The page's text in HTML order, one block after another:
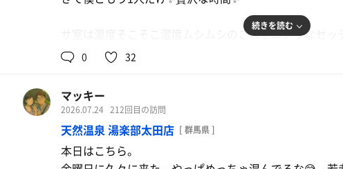
焼きトリプル1 ➕水餃子シンプル1→焼
絶品‼️✨✨✨✨
ロウリュウは終わったけどこのままもう少しサ室で蒸さ
それほど広くないが程よいスペース、明るすぎず暗すぎ
と思ったけどほのかに香るくらいでこれまた程よいアク
けど、東京じゃこういう造りになるのも仕方ないですね。
なんと給水コーナーには水のほかに生姜水❣️これうまか
んの出汁汁』『生姜の味噌汁(具なし)』、あったかい飲
サ室は温度そこそこ湿度ムシムシのこれぞニノサなセッ
いのに、長居できないほどアッツイ🥵✨ww
そういえば給水機のところにポットがあり『出汁汁』と
口にしました❣️サ活中に熱い飲み物飲むのは…初めて？
っすねー✨w
スタッフさん(僕のことは認識してくれていて✨多分タ
続きを読む
0 32
マッキー
2026.07.24 212回目の訪問
天然温泉 湯楽部太田店 [ 群馬県 ]
本日はこちら。